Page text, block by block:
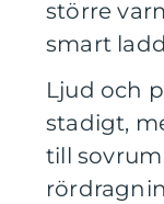
större
smart
Ljud och
stadigt,
till